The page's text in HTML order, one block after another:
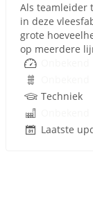
Als teamleider
in deze
grote
op meerdere
Techniek
Laatste